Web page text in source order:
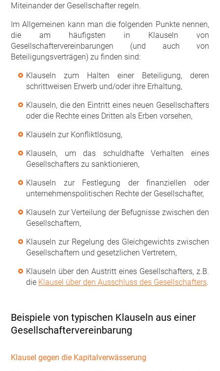
Miteinander der Gesellschafter regeln.
Im Allgemeinen kann man die folgenden Punkte nennen,
die am häufigsten in Klauseln von
Gesellschaftervereinbarungen (und auch von
Beteiligungsverträgen) zu finden sind:
Klauseln zum Halten einer Beteiligung, deren
schrittweisen Erwerb und/oder ihre Erhaltung,
Klauseln, die den Eintritt eines neuen Gesellschafters
oder die Rechte eines Dritten als Erben vorsehen,
Klauseln zur Konfliktlösung,
Klauseln, um das schuldhafte Verhalten eines
Gesellschafters zu sanktionieren,
Klauseln zur Festlegung der finanziellen oder
unternehmenspolitischen Rechte der Gesellschafter,
Klauseln zur Verteilung der Befugnisse zwischen den
Gesellschaftern,
Klauseln zur Regelung des Gleichgewichts zwischen
Gesellschaftern und gesetzlichen Vertretern,
Klauseln über den Austritt eines Gesellschafters, z.B.
die Klausel über den Ausschluss des Gesellschafters.
Beispiele von typischen Klauseln aus einer
Gesellschaftervereinbarung
Klausel gegen die Kapitalverwässerung